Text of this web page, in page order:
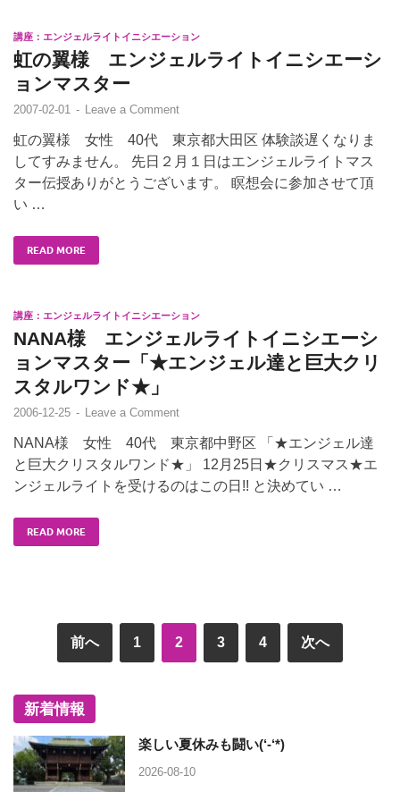
講座：エンジェルライトイニシエーション
虹の翼様 エンジェルライトイニシエーシ
ョンマスター
2007-02-01 - Leave a Comment
虹の翼様 女性 40代 東京都大田区 体験談遅くなりま
してすみません。 先日２月１日はエンジェルライトマス
ター伝授ありがとうございます。 瞑想会に参加させて頂
い …
READ MORE
講座：エンジェルライトイニシエーション
NANA様 エンジェルライトイニシエーシ
ョンマスター「★エンジェル達と巨大クリ
スタルワンド★」
2006-12-25 - Leave a Comment
NANA様 女性 40代 東京都中野区 「★エンジェル達
と巨大クリスタルワンド★」 12月25日★クリスマス★エ
ンジェルライトを受けるのはこの日!! と決めてい …
READ MORE
前へ 1 2 3 4 次へ
新着情報
楽しい夏休みも闘い(‘-‘*)
2026-08-10